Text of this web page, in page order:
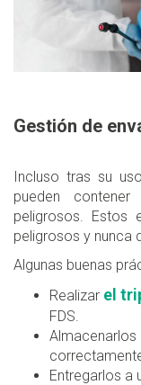
Gestión de
Incluso tras su
pueden
peligrosos. Estos
peligrosos y nunca
Algunas buenas
Realizar el
FDS.
Entregarlos a